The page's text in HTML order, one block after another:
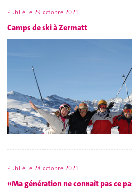
Publié le 29 octobre 2021
Camps de ski à Zermatt
Publié le 28 octobre 2021
«Ma génération ne connaît pas ce